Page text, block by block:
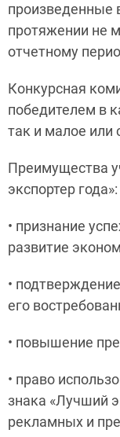
произведенные
протяжении не
отчетному
Конкурсная
победителем в
так и малое или
Преимущества
экспортер года»:
• признание
развитие
•
его
• повышение
• право
знака «Лучший
рекламных и